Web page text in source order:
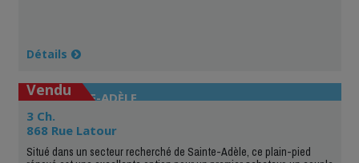
Détails
SAINTE-ADÈLE
Vendu
3 Ch.
868 Rue Latour
Situé dans un secteur recherché de Sainte-Adèle, ce plain-pied